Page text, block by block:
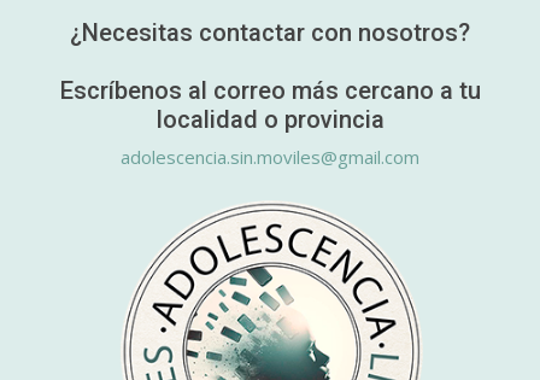
¿Necesitas contactar con nosotros?
Escríbenos al correo más cercano a tu
localidad o provincia
adolescencia.sin.moviles@gmail.com